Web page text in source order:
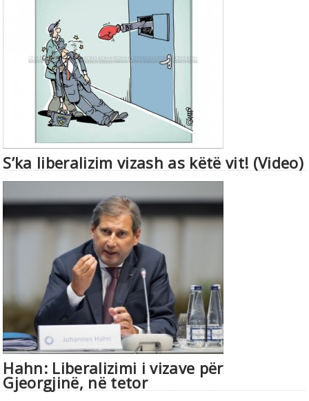
S’ka liberalizim vizash as këtë vit! (Video)
Hahn: Liberalizimi i vizave për
Gjeorgjinë, në tetor